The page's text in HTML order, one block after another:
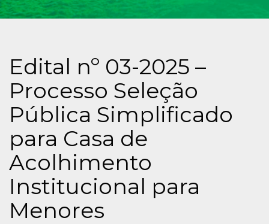
Edital nº 03-2025 –
Processo Seleção
Pública Simplificado
para Casa de
Acolhimento
Institucional para
Menores